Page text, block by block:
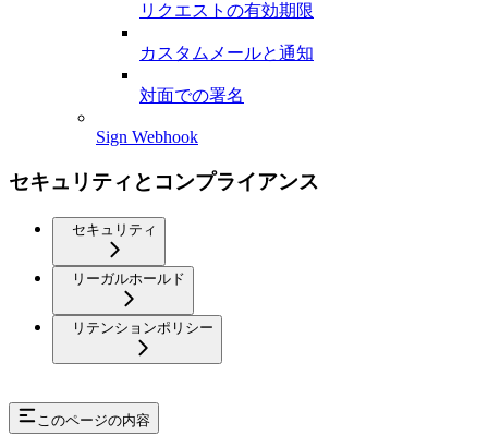
リクエストの有効期限
カスタムメールと通知
対面での署名
Sign Webhook
セキュリティとコンプライアンス
セキュリティ
リーガルホールド
リテンションポリシー
このページの内容